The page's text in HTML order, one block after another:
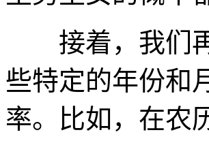
接着，我们再
些特定的年份和
率。比如，在农